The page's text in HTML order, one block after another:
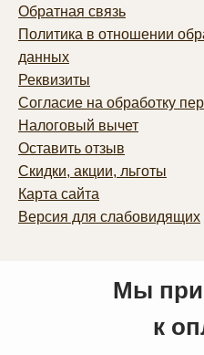
Обратная связь
Политика в отношении
данных
Реквизиты
Согласие на обработку
Налоговый вычет
Оставить отзыв
Скидки, акции, льготы
Карта сайта
Версия для слабовидящих
Мы
к